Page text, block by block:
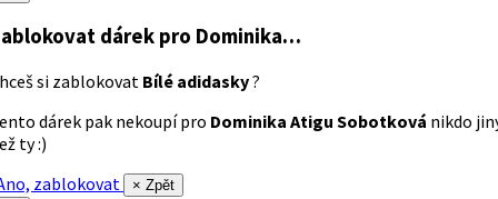
dárek pro Dominika…
si zablokovat Bílé adidasky?
dárek pak nekoupí pro Dominika Atigu Sobotková nikdo
ty :)
zablokovat
× Zpět